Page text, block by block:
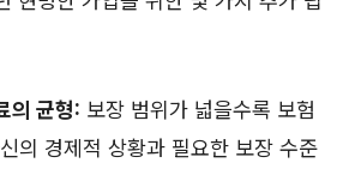
의 균형: 보장 범위가 넓을수록 보험
의 경제적 상황과 필요한 보장 수준